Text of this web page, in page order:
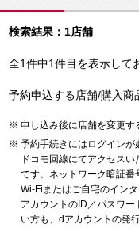
検索結果：1店舗
全1件中1件目を表示して
予約申込する店舗/購入商
申し込み後に店舗を変更す
予約手続きにはログインが
ドコモ回線にてアクセス
です。ネットワーク暗証番
Wi-Fiまたはご自宅のイン
アカウントのID／パスワ
い方も、dアカウントの発